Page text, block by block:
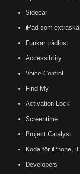
Sidecar
iPad som
Funkar trådlöst
Accessibility
Voice Control
Find My
Activation Lock
Screentime
Project Catalyst
Koda för iPhone,
Developers